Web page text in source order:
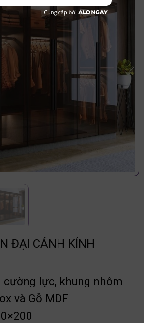
ĐẠI CÁNH KÍNH
cường lực, khung nhôm
và Gỗ MDF